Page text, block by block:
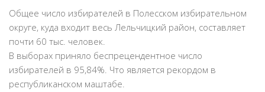
Общее число избирателей в Полесском избирательном
округе, куда входит весь Лельчицкий район, составляет
почти 60 тыс. человек.
В выборах приняло беспрецендентное число
избирателей в 95,84%. Что является рекордом в
республиканском маштабе.